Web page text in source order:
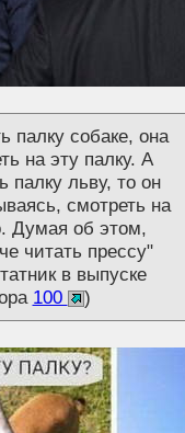
палку собаке, она
на эту палку. А
палку льву, то он
смотреть на
Думая об этом,
читать прессу"
в выпуске
100 )